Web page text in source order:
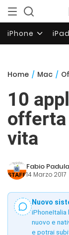
iPhone iPad
Home / Mac /
10
offerta
vita
Fabio Padula
14 Marzo 2017
Nuovo
iPhoneItalia
nuovo e
e potrai